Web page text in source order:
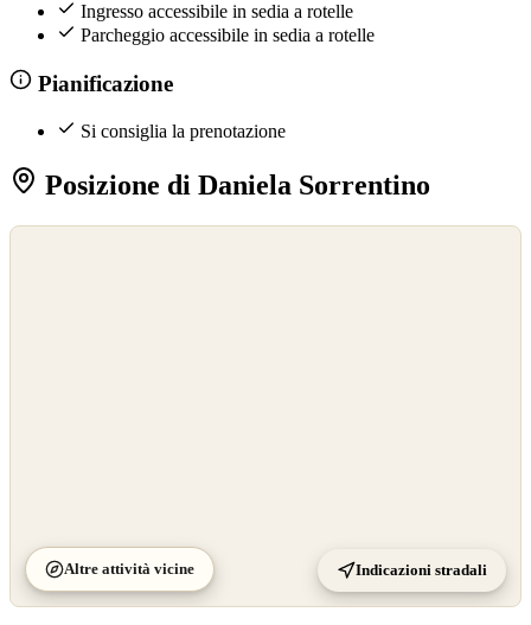
Ingresso accessibile in sedia a rotelle
Parcheggio accessibile in sedia a rotelle
Pianificazione
Si consiglia la prenotazione
Posizione di Daniela Sorrentino
Altre attività vicine Indicazioni stradali